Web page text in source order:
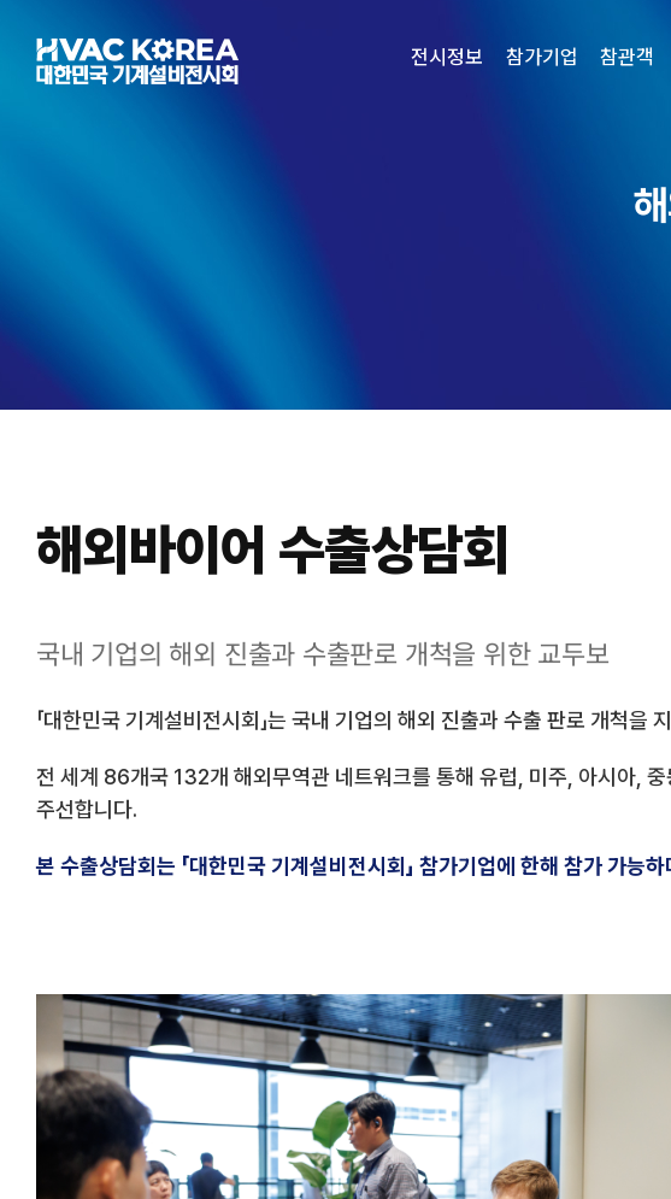
content
전시정보 참가기업 참관객
해외바이어 수출상담회
국내 기업의 해외 진출과 수출판로 개척을 위한 교두보
「대한민국 기계설비전시회」는 국내 기업의 해외 진출과 수출 판로 개척을
전 세계 86개국 132개 해외무역관 네트워크를 통해 유럽, 미주, 아시아,
주선합니다.
본 수출상담회는 「대한민국 기계설비전시회」 참가기업에 한해 참가 가